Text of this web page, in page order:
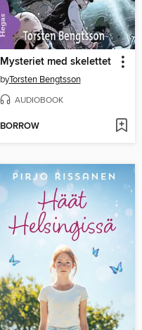
Mysteriet med skelettet
byTorsten Bengtsson
AUDIOBOOK
BORROW